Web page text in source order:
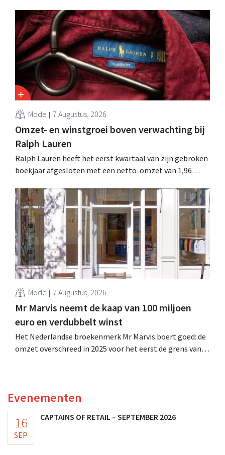
sanering volgt op eerdere ingrepen in Nederland, België
en Spanje waarbij al honderden jobs verloren gingen.
Mode 7 Augustus, 2026
Omzet- en winstgroei boven verwachting bij
Ralph Lauren
Ralph Lauren heeft het eerst kwartaal van zijn gebroken
boekjaar afgesloten met een netto-omzet van 1,96
is dan een jaar eerder. Na die beter dan verwachte start
verhoogt het bedrijf ook zijn vooruitzichten voor het
volledige boekjaar.
Mode 7 Augustus, 2026
Mr Marvis neemt de kaap van 100 miljoen
euro en verdubbelt winst
Het Nederlandse broekenmerk Mr Marvis boert goed: de
omzet overschreed in 2025 voor het eerst de grens van
Evenementen
16
SEP
CAPTAINS OF RETAIL – SEPTEMBER 2026